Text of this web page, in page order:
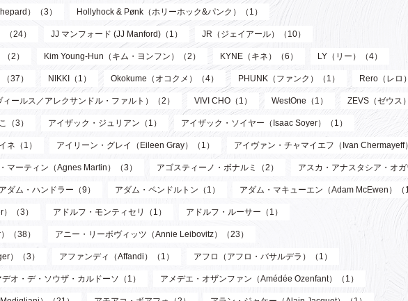
）（3） Hollyhock & Pønk（ホリーホック&パンク）（1）
24） JJ マンフォード (JJ Manford)（1） JR（ジェイアール）（10）
2） Kim Young-Hun（キム・ヨンフン）（2） KYNE（キネ）（6） LY（リー）（4）
37） NIKKI（1） Okokume（オコクメ）（4） PHUNK（ファンク）（1） Rero（レロ
ールス／アレクサンドル・ファルト）（2） VIVI CHO（1） WestOne（1） ZEVS（ゼウス
（3） アイザック・ジュリアン（1） アイザック・ソイヤー（Isaac Soyer）（1）
ネ（1） アイリーン・グレイ（Eileen Gray）（1） アイヴァン・チャマイエフ（Ivan Chermayeff
マーティン（Agnes Martin）（3） アゴスティーノ・ボナルミ（2） アスカ・アナスタシア・オガ
アダム・ハンドラー（9） アダム・ペンドルトン（1） アダム・マキューエン（Adam McEwen）（1
（3） アドルフ・モンティセリ（1） アドルフ・ルーサー（1）
（38） アニー・リーボヴィッツ（Annie Leibovitz）（23）
）（3） アファンディ（Affandi）（1） アフロ（アフロ・バサルデラ）（1）
デオ・デ・ソウザ・カルドーソ（1） アメデエ・オザンファン（Amédée Ozenfant）（1）